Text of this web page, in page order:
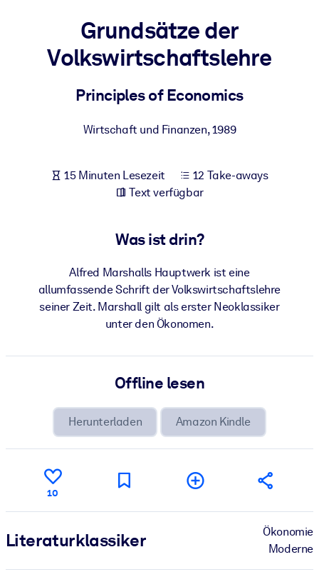
Bauen Sie eine gesunde und resiliente Belegschaft auf.
Für LMS/LXP
Bereichern Sie Ihre Unternehmensbibliothek mit
Ihrer KI-Systeme zu optimieren.
Grundsätze der
Volkswirtschaftslehre
Principles of Economics
Wirtschaft und Finanzen,1989
15 Minuten Lesezeit
12 Take-aways
Text verfügbar
Was ist drin?
Alfred Marshalls Hauptwerk ist eine
allumfassende Schrift der Volkswirtschaftslehre
seiner Zeit. Marshall gilt als erster Neoklassiker
unter den Ökonomen.
Offline lesen
Herunterladen Amazon Kindle
10
Literatur­klassiker
Ökonomie
Moderne